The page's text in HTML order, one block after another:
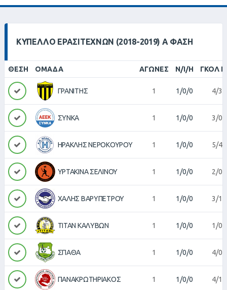
ΚΎΠΕΛΛΟ ΕΡΑΣΙΤΕΧΝΏΝ (2018-2019) Α ΦΆΣΗ
ΘΈΣΗ ΟΜΆΔΑ ΑΓΏΝΕΣ Ν/Ι/Η ΓΚΟΛ
ΓΡΑΝΙΤΗΣ 1 1/0/0 4/3
ΣΥΝΚΑ 1 1/0/0 3/0
ΗΡΑΚΛΗΣ ΝΕΡΟΚΟΥΡΟΥ 1 1/0/0 5/4
ΥΡΤΑΚΙΝΑ ΣΕΛΙΝΟΥ 1 1/0/0 2/0
ΧΑΛΗΣ ΒΑΡΥΠΕΤΡΟΥ 1 1/0/0 3/1
ΤΙΤΑΝ ΚΑΛΥΒΩΝ 1 1/0/0 1/0
ΣΠΑΘΑ 1 1/0/0 4/0
ΠΑΝΑΚΡΩΤΗΡΙΑΚΟΣ 1 1/0/0 4/1